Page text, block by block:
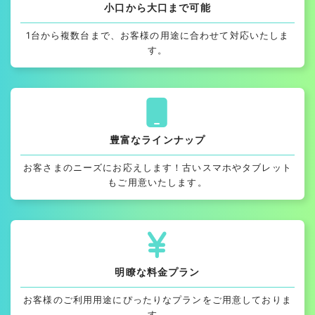
小口から大口まで可能
1台から複数台まで、お客様の用途に合わせて対応いたしま
す。
豊富なラインナップ
お客さまのニーズにお応えします！古いスマホやタブレット
もご用意いたします。
明瞭な料金プラン
お客様のご利用用途にぴったりなプランをご用意しておりま